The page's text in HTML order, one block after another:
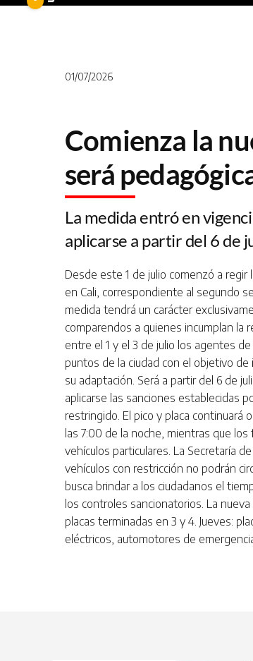
01/07/2026
Comienza la
será
La medida entró en
aplicarse a partir del 6 de
Desde este 1 de julio comenzó a regir
en Cali, correspondiente al segundo
medida tendrá un carácter
comparendos a quienes incumplan la
entre el 1 y el 3 de julio los agentes
puntos de la ciudad con el objetivo
su adaptación. Será a partir del 6 de
aplicarse las sanciones establecidas
restringido. El pico y placa continuará
las 7:00 de la noche, mientras que
vehículos particulares. La Secretaría
vehículos con restricción no podrán
busca brindar a los ciudadanos el
los controles sancionatorios. La
placas terminadas en 3 y 4. Jueves:
eléctricos, automotores de